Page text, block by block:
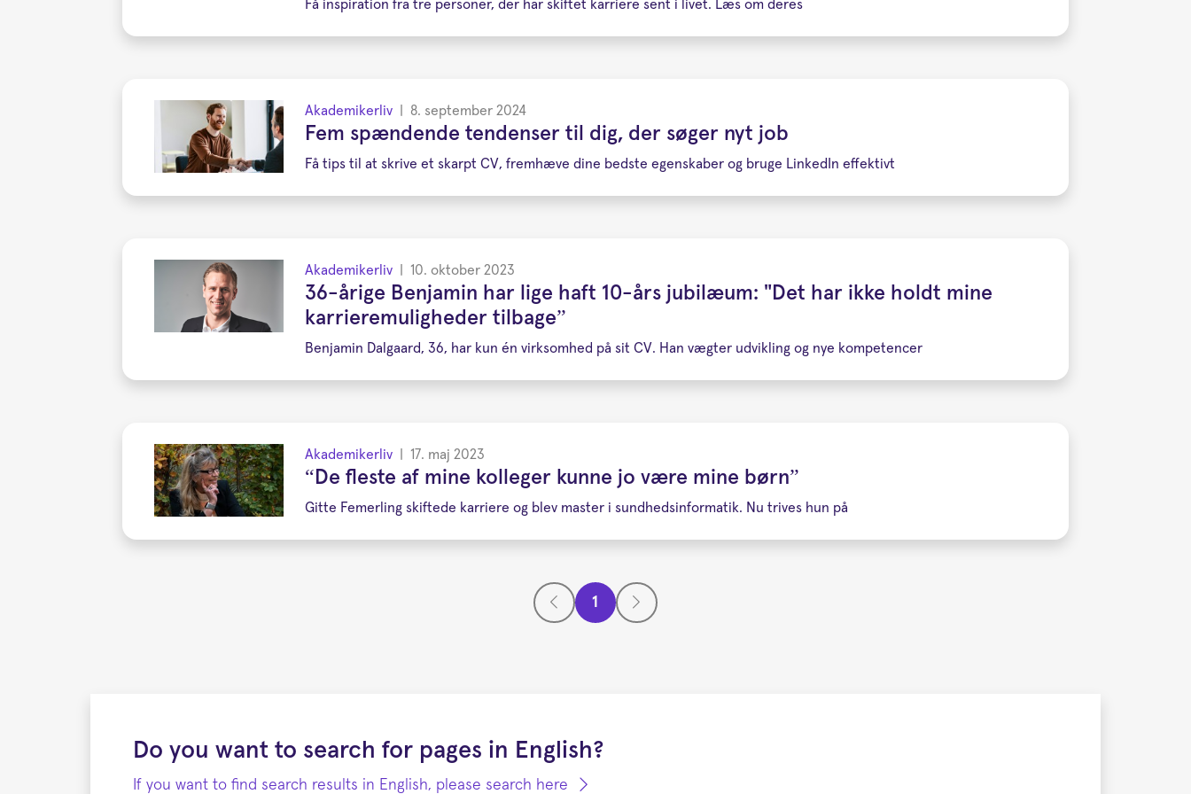
Få inspiration fra tre personer, der har skiftet karriere sent i livet. Læs om deres
Akademikerliv 8. september 2024
Fem spændende tendenser til dig, der søger nyt job
Få tips til at skrive et skarpt CV, fremhæve dine bedste egenskaber og bruge LinkedIn effektivt
Akademikerliv 10. oktober 2023
36-årige Benjamin har lige haft 10-års jubilæum: "Det har ikke holdt mine
karrieremuligheder tilbage”
Benjamin Dalgaard, 36, har kun én virksomhed på sit CV. Han vægter udvikling og nye kompetencer
Akademikerliv 17. maj 2023
“De fleste af mine kolleger kunne jo være mine børn”
Gitte Femerling skiftede karriere og blev master i sundhedsinformatik. Nu trives hun på
1
Do you want to search for pages in English?
If you want to find search results in English, please search here